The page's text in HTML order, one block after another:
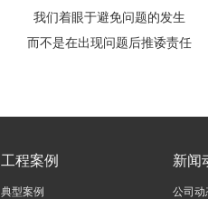
我们着眼于避免问题的发生
而不是在出现问题后推诿责任
工程案例
典型案例
新闻
公司动